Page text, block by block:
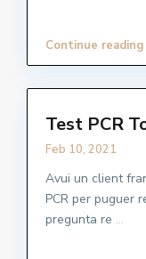
Continue reading
Test PCR
Feb 10, 2021
Avui un client
PCR per puguer
pregunta re ...